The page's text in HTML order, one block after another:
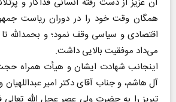
همگان وقت خود را در دوران ریاست
اقتصادی و سیاسی وقف نمود؛ و بحمدالله
می‌داد موفقیت بالایی داشت.
اینجانب شهادت ایشان و هیأت همراه حجت
آل هاشم، و جناب آقای دکتر امیر عبداللهیان